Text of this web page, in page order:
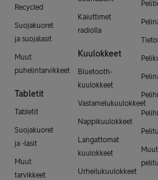
Recycled
Suojakuoret
ja suojalasit
Muut
puhelintarvikkeet
Tabletit
Tabletit
Suojakuoret
ja -lasit
Muut
tarvikkeet
Kaiuttimet
radiolla
Kuulokkeet
Bluetooth-
kuulokkeet
Vastamelukuulokkeet
Nappikuulokkeet
Langattomat
kuulokkeet
Urheilukuulokkeet
Muut